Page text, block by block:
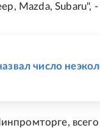
Mazda, Subaru",
число